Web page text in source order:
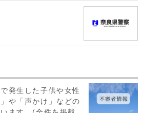
発生した子供や女性
や「声かけ」などの